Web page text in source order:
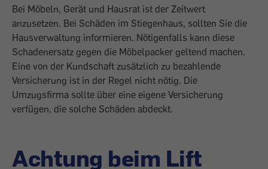
Bei Möbeln, Gerät und Hausrat ist der Zeitwert
anzusetzen. Bei Schäden im Stiegenhaus, sollten Sie die
Hausverwaltung informieren. Nötigenfalls kann diese
Schadenersatz gegen die Möbelpacker geltend machen.
Eine von der Kundschaft zusätzlich zu bezahlende
Versicherung ist in der Regel nicht nötig. Die
Umzugsfirma sollte über eine eigene Versicherung
verfügen, die solche Schäden abdeckt.
Achtung beim Lift